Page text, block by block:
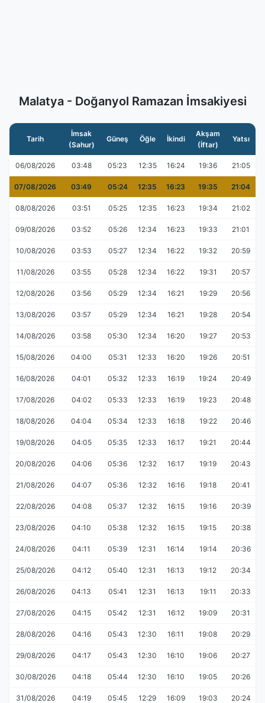
Malatya - Doğanyol Ramazan İmsakiyesi
Tarih
İmsak
(Sahur)
Güneş Öğle İkindi
Akşam
(İftar)
Yatsı
06/08/2026 03:48 05:23 12:35 16:24 19:36 21:05
07/08/2026 03:49 05:24 12:35 16:23 19:35 21:04
08/08/2026 03:51 05:25 12:35 16:23 19:34 21:02
09/08/2026 03:52 05:26 12:34 16:23 19:33 21:01
10/08/2026 03:53 05:27 12:34 16:22 19:32 20:59
11/08/2026 03:55 05:28 12:34 16:22 19:31 20:57
12/08/2026 03:56 05:29 12:34 16:21 19:29 20:56
13/08/2026 03:57 05:29 12:34 16:21 19:28 20:54
14/08/2026 03:58 05:30 12:34 16:20 19:27 20:53
15/08/2026 04:00 05:31 12:33 16:20 19:26 20:51
16/08/2026 04:01 05:32 12:33 16:19 19:24 20:49
17/08/2026 04:02 05:33 12:33 16:19 19:23 20:48
18/08/2026 04:04 05:34 12:33 16:18 19:22 20:46
19/08/2026 04:05 05:35 12:33 16:17 19:21 20:44
20/08/2026 04:06 05:36 12:32 16:17 19:19 20:43
21/08/2026 04:07 05:36 12:32 16:16 19:18 20:41
22/08/2026 04:08 05:37 12:32 16:15 19:16 20:39
23/08/2026 04:10 05:38 12:32 16:15 19:15 20:38
24/08/2026 04:11 05:39 12:31 16:14 19:14 20:36
25/08/2026 04:12 05:40 12:31 16:13 19:12 20:34
26/08/2026 04:13 05:41 12:31 16:13 19:11 20:33
27/08/2026 04:15 05:42 12:31 16:12 19:09 20:31
28/08/2026 04:16 05:43 12:30 16:11 19:08 20:29
29/08/2026 04:17 05:43 12:30 16:10 19:06 20:27
30/08/2026 04:18 05:44 12:30 16:10 19:05 20:26
31/08/2026 04:19 05:45 12:29 16:09 19:03 20:24